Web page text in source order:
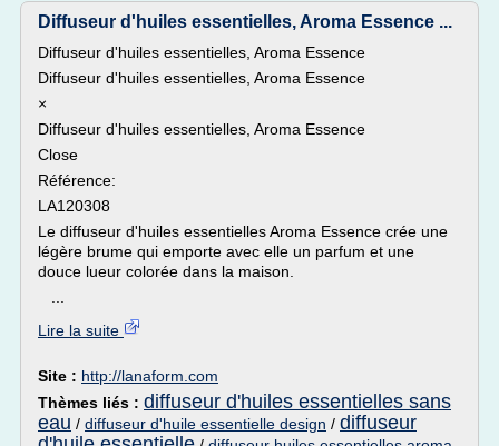
Diffuseur d'huiles essentielles, Aroma Essence ...
Diffuseur d'huiles essentielles, Aroma Essence
Diffuseur d'huiles essentielles, Aroma Essence
×
Diffuseur d'huiles essentielles, Aroma Essence
Close
Référence:
LA120308
Le diffuseur d'huiles essentielles Aroma Essence crée une
légère brume qui emporte avec elle un parfum et une
douce lueur colorée dans la maison.
Lire la suite
Site : http://lanaform.com
Thèmes liés : diffuseur d'huiles essentielles sans
eau / diffuseur d'huile essentielle design / diffuseur